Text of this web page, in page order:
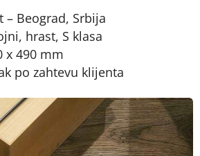
– Beograd, Srbija
hrast, S klasa
x 490 mm
po zahtevu klijenta